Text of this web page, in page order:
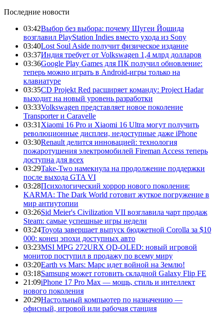
Последние новости
03:42Выбор без выбора: почему Шугеи Йошида
возглавил PlayStation Indies вместо ухода из Sony
03:40Lost Soul Aside получит физическое издание
03:37Индия требует от Volkswagen 1,4 млрд долларов
03:36Google Play Games для ПК получил обновление:
теперь можно играть в Android-игры только на
клавиатуре
03:35CD Projekt Red расширяет команду: Project Hadar
выходит на новый уровень разработки
03:33Volkswagen представляет новое поколение
Transporter и Caravelle
03:31 Xiaomi 16 Pro и Xiaomi 16 Ultra могут получить
революционные дисплеи, недоступные даже iPhone
03:30Renault делится инновацией: технология
пожаротушения электромобилей Fireman Access теперь
доступна для всех
03:29Take-Two намекнула на продолжение поддержки
после выхода GTA VI
03:28Психологический хоррор нового поколения:
KARMA: The Dark World готовит жуткое погружение в
мир антиутопии
03:26Sid Meier's Civilization VII возглавила чарт продаж
Steam: самые успешные игры недели
03:24Toyota завершает выпуск бюджетной Corolla за $10
000: конец эпохи доступных авто
03:23MSI MPG 272URX QD-OLED: новый игровой
монитор поступил в продажу по всему миру
03:20Earth vs Mars: Марс идет войной на Землю!
03:18Samsung может готовить складной Galaxy Flip FE
21:09iPhone 17 Pro Max — мощь, стиль и интеллект
нового поколения
20:29Настольный компьютер по назначению —
офисный, игровой или рабочая станция